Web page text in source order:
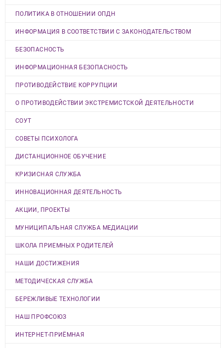
ПОЛИТИКА В ОТНОШЕНИИ ОПДН
ИНФОРМАЦИЯ В СООТВЕТСТВИИ С ЗАКОНОДАТЕЛЬСТВОМ
БЕЗОПАСНОСТЬ
ИНФОРМАЦИОННАЯ БЕЗОПАСНОСТЬ
ПРОТИВОДЕЙСТВИЕ КОРРУПЦИИ
О ПРОТИВОДЕЙСТВИИ ЭКСТРЕМИСТСКОЙ ДЕЯТЕЛЬНОСТИ
СОУТ
СОВЕТЫ ПСИХОЛОГА
ДИСТАНЦИОННОЕ ОБУЧЕНИЕ
КРИЗИСНАЯ СЛУЖБА
ИННОВАЦИОННАЯ ДЕЯТЕЛЬНОСТЬ
АКЦИИ, ПРОЕКТЫ
МУНИЦИПАЛЬНАЯ СЛУЖБА МЕДИАЦИИ
ШКОЛА ПРИЕМНЫХ РОДИТЕЛЕЙ
НАШИ ДОСТИЖЕНИЯ
МЕТОДИЧЕСКАЯ СЛУЖБА
БЕРЕЖЛИВЫЕ ТЕХНОЛОГИИ
НАШ ПРОФСОЮЗ
ИНТЕРНЕТ-ПРИЁМНАЯ